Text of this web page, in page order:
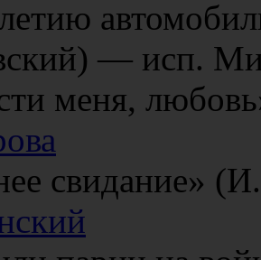
— исп.
меня,
свидание»